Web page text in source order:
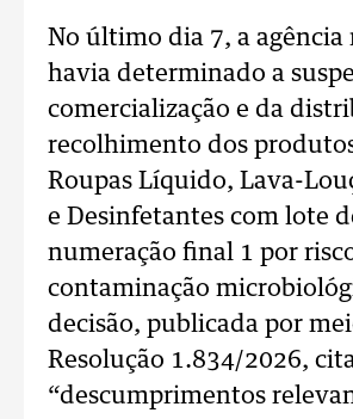
No último dia 7, a agência
havia determinado a
comercialização e da
recolhimento dos
Roupas Líquido, Lava-
e Desinfetantes com lote
numeração final 1 por
contaminação
decisão, publicada por
Resolução 1.834/2026,
“descumprimentos